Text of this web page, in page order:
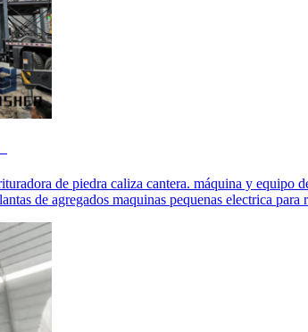
de piedra caliza cantera. máquina y
de agregados maquinas pequenas electrica